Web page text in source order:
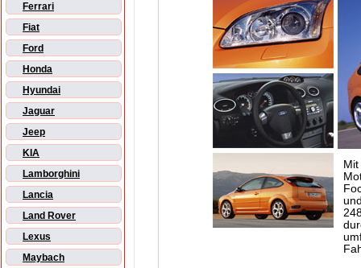
Ferrari
Fiat
Ford
Honda
Hyundai
Jaguar
Jeep
KIA
Lamborghini
Lancia
Land Rover
Lexus
Maybach